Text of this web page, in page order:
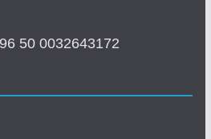
50 0032643172